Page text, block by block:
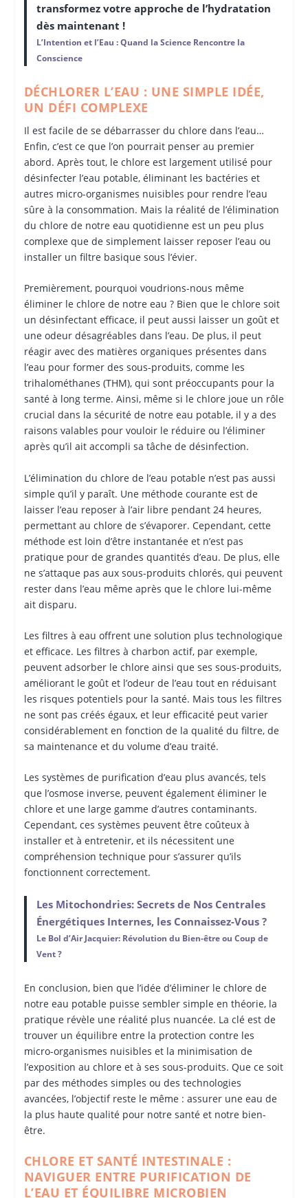
transformez votre approche de l’hydratation
dès maintenant !
L’Intention et l’Eau : Quand la Science Rencontre la
Conscience
DÉCHLORER L’EAU : UNE SIMPLE IDÉE,
UN DÉFI COMPLEXE
Il est facile de se débarrasser du chlore dans l’eau…
Enfin, c’est ce que l’on pourrait penser au premier
abord. Après tout, le chlore est largement utilisé pour
désinfecter l’eau potable, éliminant les bactéries et
autres micro-organismes nuisibles pour rendre l’eau
sûre à la consommation. Mais la réalité de l’élimination
du chlore de notre eau quotidienne est un peu plus
complexe que de simplement laisser reposer l’eau ou
installer un filtre basique sous l’évier.
Premièrement, pourquoi voudrions-nous même
éliminer le chlore de notre eau ? Bien que le chlore soit
un désinfectant efficace, il peut aussi laisser un goût et
une odeur désagréables dans l’eau. De plus, il peut
réagir avec des matières organiques présentes dans
l’eau pour former des sous-produits, comme les
trihalométhanes (THM), qui sont préoccupants pour la
santé à long terme. Ainsi, même si le chlore joue un rôle
crucial dans la sécurité de notre eau potable, il y a des
raisons valables pour vouloir le réduire ou l’éliminer
après qu’il ait accompli sa tâche de désinfection.
L’élimination du chlore de l’eau potable n’est pas aussi
simple qu’il y paraît. Une méthode courante est de
laisser l’eau reposer à l’air libre pendant 24 heures,
permettant au chlore de s’évaporer. Cependant, cette
méthode est loin d’être instantanée et n’est pas
pratique pour de grandes quantités d’eau. De plus, elle
ne s’attaque pas aux sous-produits chlorés, qui peuvent
rester dans l’eau même après que le chlore lui-même
ait disparu.
Les filtres à eau offrent une solution plus technologique
et efficace. Les filtres à charbon actif, par exemple,
peuvent adsorber le chlore ainsi que ses sous-produits,
améliorant le goût et l’odeur de l’eau tout en réduisant
les risques potentiels pour la santé. Mais tous les filtres
ne sont pas créés égaux, et leur efficacité peut varier
considérablement en fonction de la qualité du filtre, de
sa maintenance et du volume d’eau traité.
Les systèmes de purification d’eau plus avancés, tels
que l’osmose inverse, peuvent également éliminer le
chlore et une large gamme d’autres contaminants.
Cependant, ces systèmes peuvent être coûteux à
installer et à entretenir, et ils nécessitent une
compréhension technique pour s’assurer qu’ils
fonctionnent correctement.
Les Mitochondries: Secrets de Nos Centrales
Énergétiques Internes, les Connaissez-Vous ?
Le Bol d’Air Jacquier: Révolution du Bien-être ou Coup de
Vent ?
En conclusion, bien que l’idée d’éliminer le chlore de
notre eau potable puisse sembler simple en théorie, la
pratique révèle une réalité plus nuancée. La clé est de
trouver un équilibre entre la protection contre les
micro-organismes nuisibles et la minimisation de
l’exposition au chlore et à ses sous-produits. Que ce soit
par des méthodes simples ou des technologies
avancées, l’objectif reste le même : assurer une eau de
la plus haute qualité pour notre santé et notre bien-
être.
CHLORE ET SANTÉ INTESTINALE :
NAVIGUER ENTRE PURIFICATION DE
L’EAU ET ÉQUILIBRE MICROBIEN